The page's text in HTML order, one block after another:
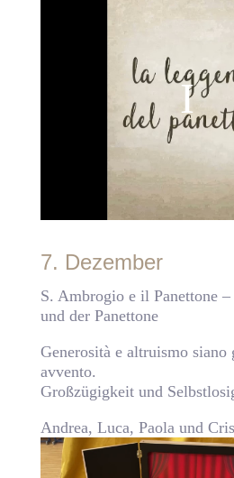
7. Dezember
S. Ambrogio e il Panettone
und der Panettone
Generosità e altruismo siano
avvento.
Großzügigkeit und
Andrea, Luca, Paola und